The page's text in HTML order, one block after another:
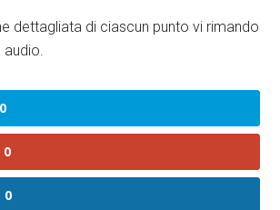
dettagliata di ciascun punto vi rimando
audio.
0
0
0